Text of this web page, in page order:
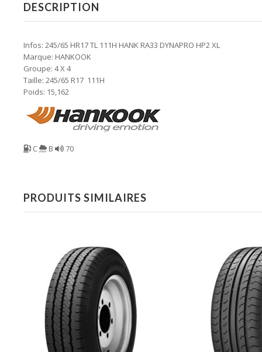
DESCRIPTION
Infos: 245/65 HR17 TL 111H HANK RA33 DYNAPRO HP2 XL
Marque: HANKOOK
Groupe: 4 X 4
Taille: 245/65 R17 111H
Poids: 15,162
C B 70
PRODUITS SIMILAIRES